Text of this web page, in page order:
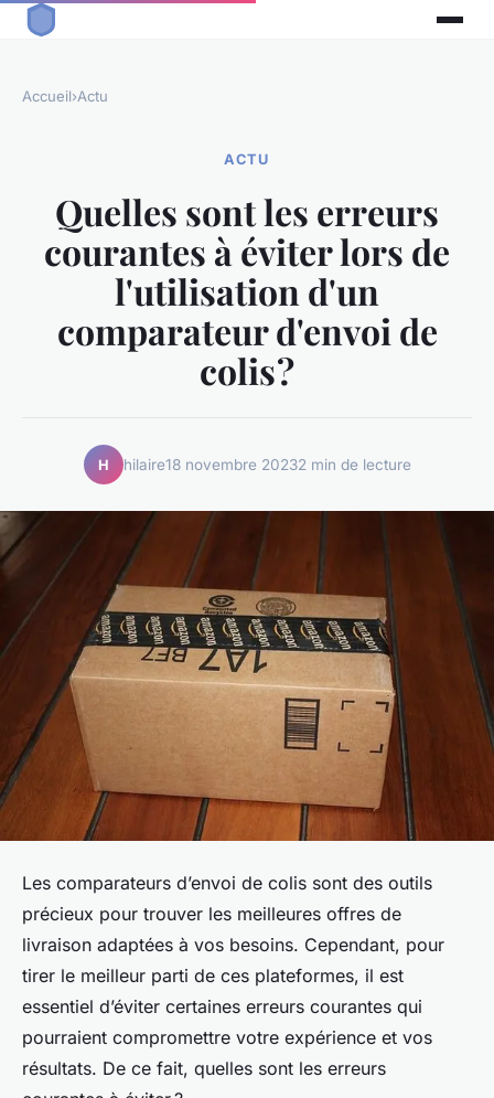
Accueil›Actu
ACTU
Quelles sont les erreurs
courantes à éviter lors de
l'utilisation d'un
comparateur d'envoi de
colis ?
H hilaire18 novembre 20232 min de lecture
Les comparateurs d’envoi de colis sont des outils
précieux pour trouver les meilleures offres de
livraison adaptées à vos besoins. Cependant, pour
tirer le meilleur parti de ces plateformes, il est
essentiel d’éviter certaines erreurs courantes qui
pourraient compromettre votre expérience et vos
résultats. De ce fait, quelles sont les erreurs